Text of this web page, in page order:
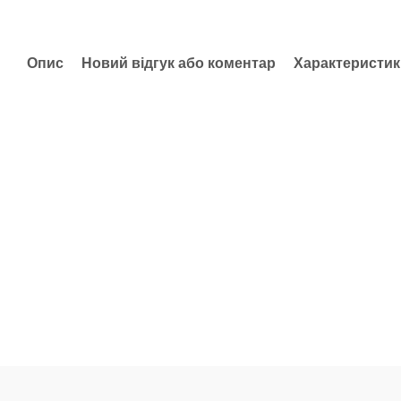
Опис Новий відгук або коментар